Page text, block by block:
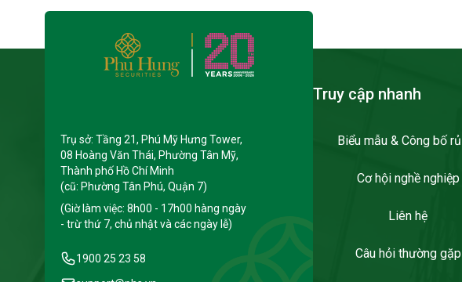
Trụ sở: Tầng 21, Phú Mỹ Hưng Tower,
08 Hoàng Văn Thái, Phường Tân Mỹ,
Thành phố Hồ Chí Minh
(cũ: Phường Tân Phú, Quận 7)
(Giờ làm việc: 8h00 - 17h00 hàng ngày
- trừ thứ 7, chủ nhật và các ngày lễ)
1900 25 23 58
Truy cập nhanh
Biểu mẫu & Công bố
Cơ hội nghề nghiệp
Liên hệ
Câu hỏi thường gặp